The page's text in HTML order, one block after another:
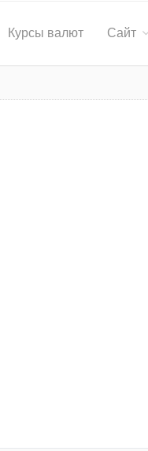
Курсы валют Сайт